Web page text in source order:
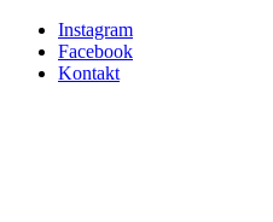
Instagram
Facebook
Kontakt